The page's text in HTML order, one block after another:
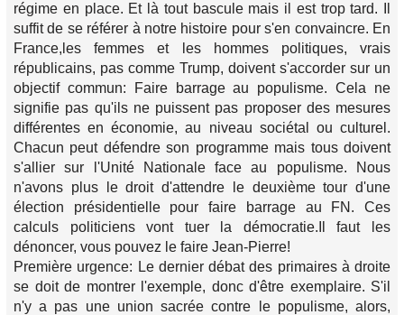
régime en place. Et là tout bascule mais il est trop tard. Il
suffit de se référer à notre histoire pour s'en convaincre. En
France,les femmes et les hommes politiques, vrais
républicains, pas comme Trump, doivent s'accorder sur un
objectif commun: Faire barrage au populisme. Cela ne
signifie pas qu'ils ne puissent pas proposer des mesures
différentes en économie, au niveau sociétal ou culturel.
Chacun peut défendre son programme mais tous doivent
s'allier sur l'Unité Nationale face au populisme. Nous
n'avons plus le droit d'attendre le deuxième tour d'une
élection présidentielle pour faire barrage au FN. Ces
calculs politiciens vont tuer la démocratie.Il faut les
dénoncer, vous pouvez le faire Jean-Pierre!
Première urgence: Le dernier débat des primaires à droite
se doit de montrer l'exemple, donc d'être exemplaire. S'il
n'y a pas une union sacrée contre le populisme, alors,